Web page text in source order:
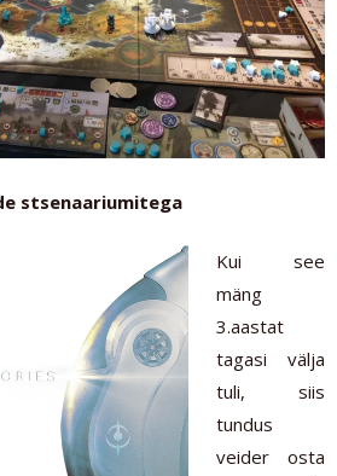
stsenaariumitega
Kui see
mäng
3.aastat
tagasi välja
tuli, siis
tundus
veider osta